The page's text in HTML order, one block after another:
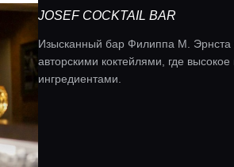
JOSEF COCKTAIL BAR
Изысканный бар Филиппа М. Эрнста
авторскими коктейлями, где
ингредиентами.